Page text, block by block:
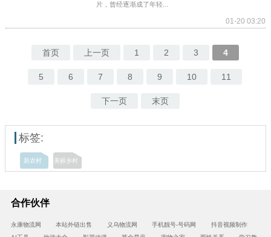
片，曾经逐渐成了年轻...
01-20 03:20
首页 上一页 1 2 3 4
5 6 7 8 9 10 11
下一页 末页
标签:
新农村 美丽乡村
合作伙伴
永康物流网 本站外链出售 义乌物流网 手机靓号-号码网
抖音视频制作